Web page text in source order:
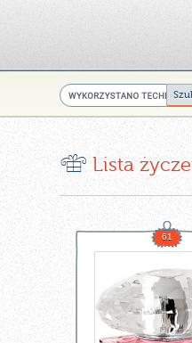
r Lista
61